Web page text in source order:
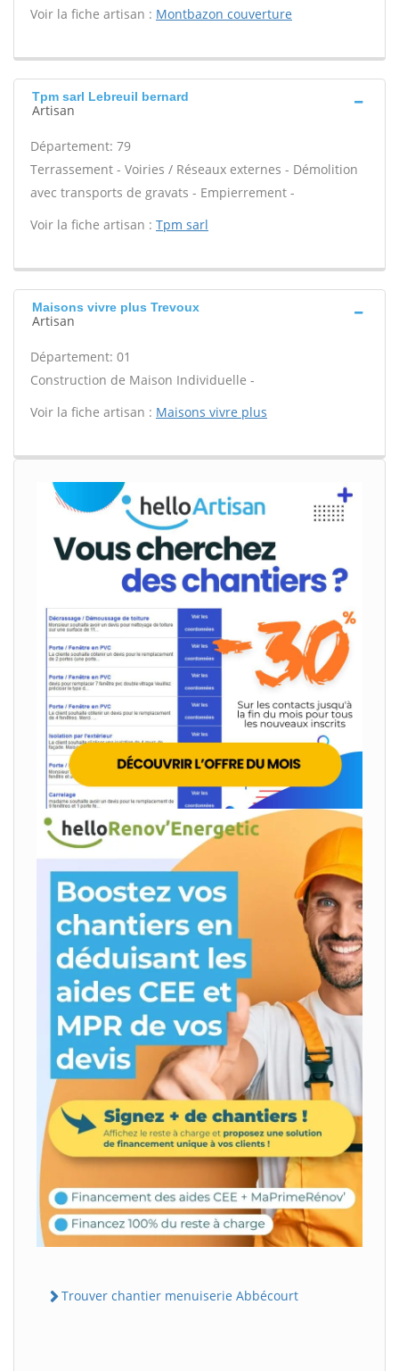
Voir la fiche artisan : Montbazon couverture
Tpm sarl Lebreuil bernard
Artisan
Département: 79
Terrassement - Voiries / Réseaux externes - Démolition
avec transports de gravats - Empierrement -
Voir la fiche artisan : Tpm sarl
Maisons vivre plus Trevoux
Artisan
Département: 01
Construction de Maison Individuelle -
Voir la fiche artisan : Maisons vivre plus
Trouver chantier menuiserie Abbécourt